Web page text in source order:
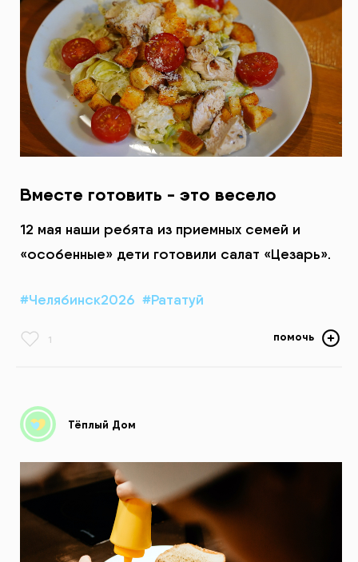
Вместе готовить - это весело
12 мая наши ребята из приемных семей и
«особенные» дети готовили салат «Цезарь».
#Челябинск2026 #Рататуй
1 помочь
Тёплый Дом